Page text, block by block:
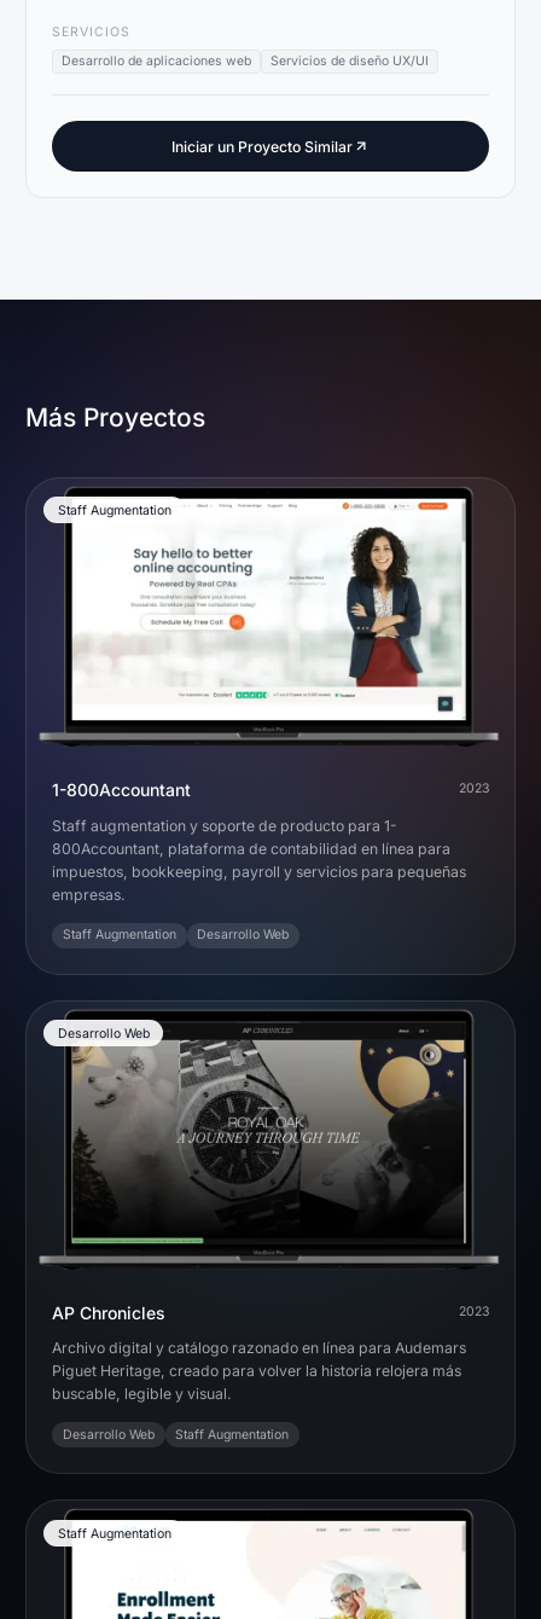
SERVICIOS
Desarrollo de aplicaciones web
Servicios de diseño UX/UI
Iniciar un Proyecto Similar
Más Proyectos
Staff Augmentation
1-800Accountant 2023
Staff augmentation y soporte de producto para 1-
800Accountant, plataforma de contabilidad en línea para
impuestos, bookkeeping, payroll y servicios para pequeñas
empresas.
Staff Augmentation Desarrollo Web
Desarrollo Web
AP Chronicles 2023
Archivo digital y catálogo razonado en línea para Audemars
Piguet Heritage, creado para volver la historia relojera más
buscable, legible y visual.
Desarrollo Web Staff Augmentation
Staff Augmentation